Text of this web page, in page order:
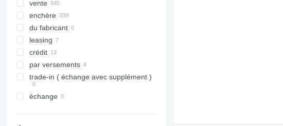
vente
enchère
du fabricant
leasing
crédit
par versements
trade-in ( échange avec supplément )
échange